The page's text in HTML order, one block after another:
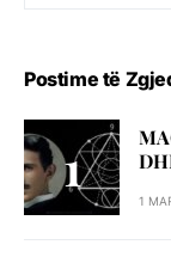
Postime të
1